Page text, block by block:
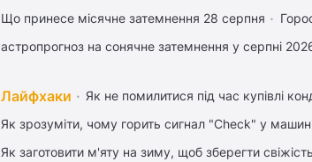
Що принесе місячне затемнення 28 серпня
астропрогноз на сонячне затемнення у серпні
Лайфхаки Як не помилитися під час купівлі
Як зрозуміти, чому горить сигнал "Check" у
Як заготовити м'яту на зиму, щоб зберегти свіжість